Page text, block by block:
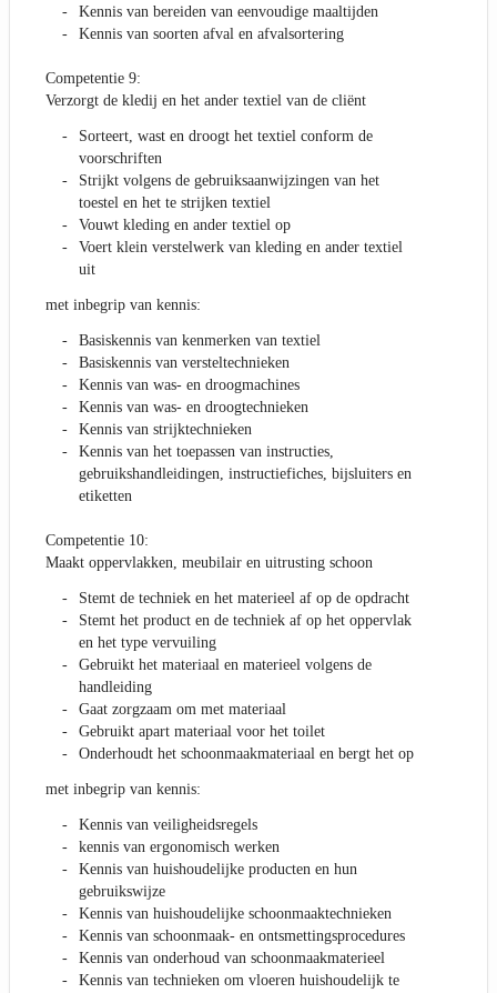
Kennis van bereiden van eenvoudige maaltijden
Kennis van soorten afval en afvalsortering
Competentie 9:
Verzorgt de kledij en het ander textiel van de cliënt
Sorteert, wast en droogt het textiel conform de
voorschriften
Strijkt volgens de gebruiksaanwijzingen van het
toestel en het te strijken textiel
Vouwt kleding en ander textiel op
Voert klein verstelwerk van kleding en ander textiel
uit
met inbegrip van kennis:
Basiskennis van kenmerken van textiel
Basiskennis van versteltechnieken
Kennis van was- en droogmachines
Kennis van was- en droogtechnieken
Kennis van strijktechnieken
Kennis van het toepassen van instructies,
gebruikshandleidingen, instructiefiches, bijsluiters en
etiketten
Competentie 10:
Maakt oppervlakken, meubilair en uitrusting schoon
Stemt de techniek en het materieel af op de opdracht
Stemt het product en de techniek af op het oppervlak
en het type vervuiling
Gebruikt het materiaal en materieel volgens de
handleiding
Gaat zorgzaam om met materiaal
Gebruikt apart materiaal voor het toilet
Onderhoudt het schoonmaakmateriaal en bergt het op
met inbegrip van kennis:
Kennis van veiligheidsregels
kennis van ergonomisch werken
Kennis van huishoudelijke producten en hun
gebruikswijze
Kennis van huishoudelijke schoonmaaktechnieken
Kennis van schoonmaak- en ontsmettingsprocedures
Kennis van onderhoud van schoonmaakmaterieel
Kennis van technieken om vloeren huishoudelijk te